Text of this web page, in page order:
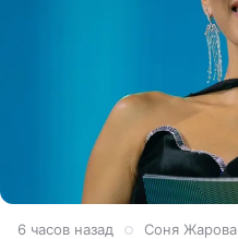
6 часов назад Соня Жарова